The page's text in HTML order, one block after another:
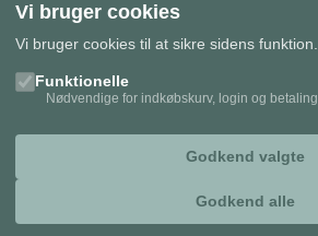
Vi bruger cookies
Vi bruger cookies til at sikre sidens funktion.
Funktionelle
Nødvendige for indkøbskurv, login og betaling
Godkend valgte
Godkend alle